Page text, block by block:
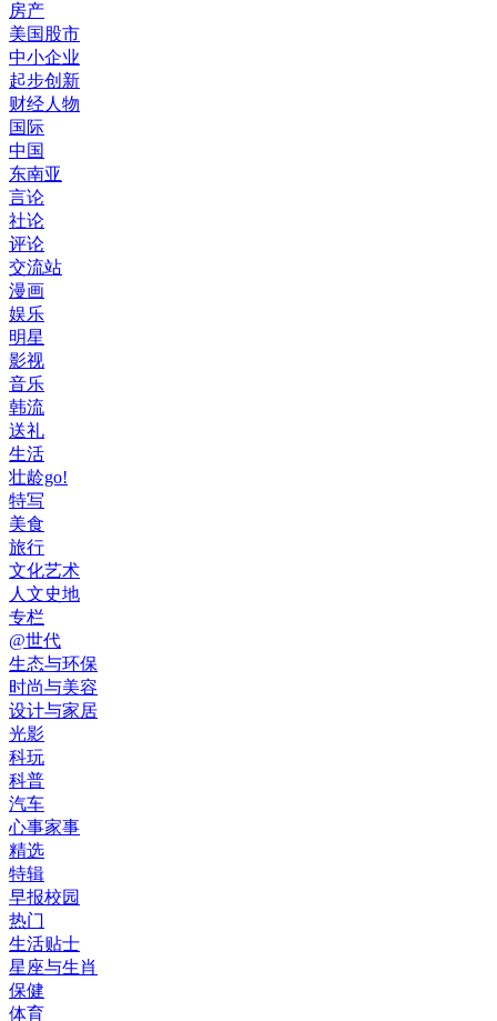
房产
美国股市
中小企业
起步创新
财经人物
国际
中国
东南亚
言论
社论
评论
交流站
漫画
娱乐
明星
影视
音乐
韩流
送礼
生活
壮龄go!
特写
美食
旅行
文化艺术
人文史地
专栏
@世代
生态与环保
时尚与美容
设计与家居
光影
科玩
科普
汽车
心事家事
精选
特辑
早报校园
热门
生活贴士
星座与生肖
保健
体育